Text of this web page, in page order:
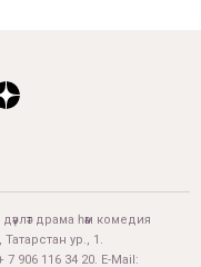
драма һәм комедия
ур., 1.
7 906 116 34 20. E-Mail: